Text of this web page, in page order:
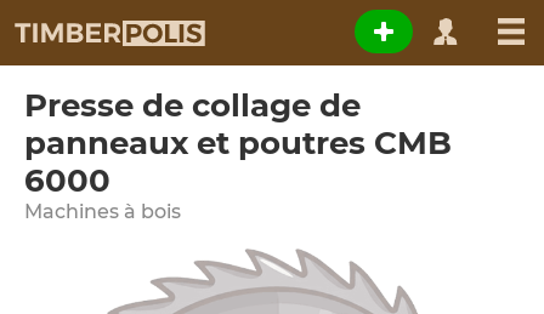
Presse de collage de
panneaux et poutres CMB
6000
Machines à bois